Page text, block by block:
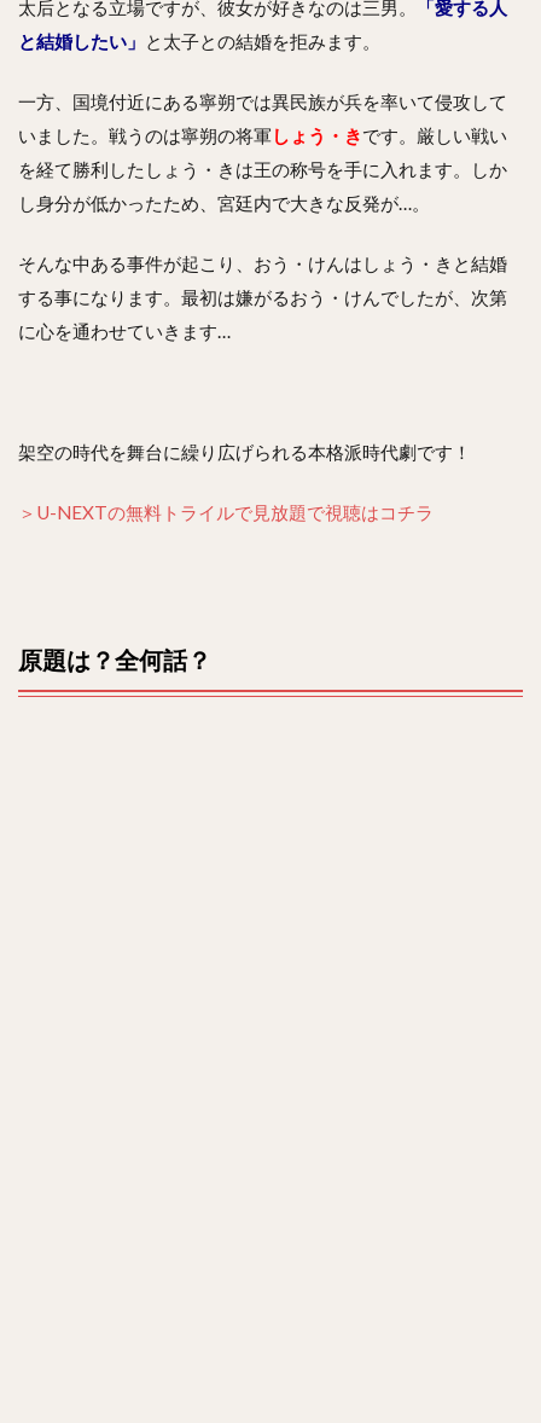
太后となる立場ですが、彼女が好きなのは三男。
「愛する人
と結婚したい」 と太子との結婚を拒みます。
一方、国境付近にある寧朔では異民族が兵を率いて侵攻して
いました。戦うのは寧朔の将軍しょう・きです。厳しい戦い
を経て勝利したしょう・きは王の称号を手に入れます。しか
し身分が低かったため、宮廷内で大きな反発が…。
そんな中ある事件が起こり、おう・けんはしょう・きと結婚
する事になります。最初は嫌がるおう・けんでしたが、次第
に心を通わせていきます…
架空の時代を舞台に繰り広げられる本格派時代劇です！
＞U-NEXTの無料トライルで見放題で視聴はコチラ
原題は？全何話？